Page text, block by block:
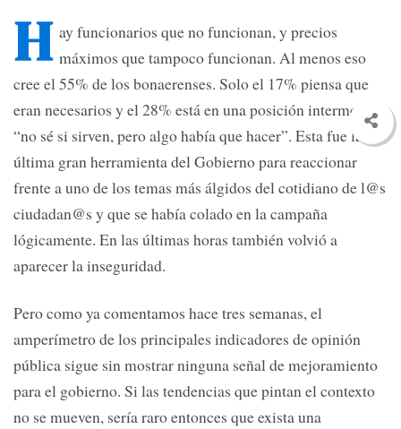
H ay funcionarios que no funcionan, y precios
máximos que tampoco funcionan. Al menos eso
cree el 55% de los bonaerenses. Solo el 17% piensa que
eran necesarios y el 28% está en una posición intermedia:
“no sé si sirven, pero algo había que hacer”. Esta fue la
última gran herramienta del Gobierno para reaccionar
frente a uno de los temas más álgidos del cotidiano de l@s
ciudadan@s y que se había colado en la campaña
lógicamente. En las últimas horas también volvió a
aparecer la inseguridad.
Pero como ya comentamos hace tres semanas, el
amperímetro de los principales indicadores de opinión
pública sigue sin mostrar ninguna señal de mejoramiento
para el gobierno. Si las tendencias que pintan el contexto
no se mueven, sería raro entonces que exista una